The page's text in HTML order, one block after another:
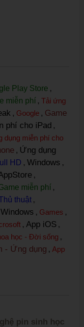
Play Store ,
miễn phí , Tải ứng
, Google , Game
phí cho iPad ,
dụng miễn phí cho
, Ứng dụng
HD , Windows ,
,
miễn phí ,
thuật ,
, Games ,
, App iOS ,
học - Đời sống ,
- Ứng dụng , App
pin sinh học